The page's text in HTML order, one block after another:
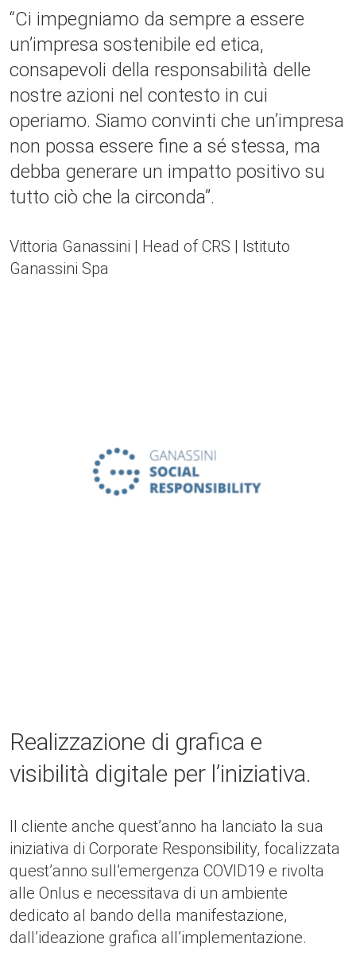
“Ci impegniamo da sempre a essere
un’impresa sostenibile ed etica,
consapevoli della responsabilità delle
nostre azioni nel contesto in cui
operiamo. Siamo convinti che un’impresa
non possa essere fine a sé stessa, ma
debba generare un impatto positivo su
tutto ciò che la circonda”.
Vittoria Ganassini | Head of CRS | Istituto
Ganassini Spa
Realizzazione di grafica e
visibilità digitale per l’iniziativa.
Il cliente anche quest’anno ha lanciato la sua
iniziativa di Corporate Responsibility, focalizzata
quest’anno sull’emergenza COVID19 e rivolta
alle Onlus e necessitava di un ambiente
dedicato al bando della manifestazione,
dall’ideazione grafica all’implementazione.